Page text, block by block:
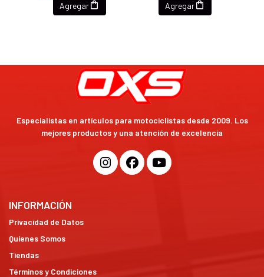
Agregar Agregar
Especialistas en artículos para motociclistas desde 2009. Los
mejores productos y una atención de excelencia
INFORMACIÓN
Privacidad de Datos
Quienes Somos
Tiendas
Términos y Condiciones